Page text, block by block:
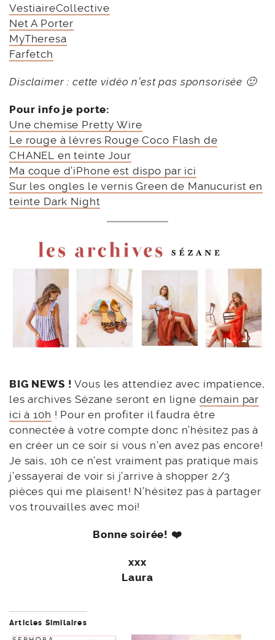
VestiaireCollective
Net A Porter
MyTheresa
Farfetch
Disclaimer : cette vidéo n’est pas sponsorisée 🙂
Pour info je porte:
Une chemise Pretty Wire
Le rouge à lèvres Rouge Coco Flash de
CHANEL en teinte Jour
Ma coque d’iPhone est dispo par ici
Sur les ongles le vernis Green de Manucurist en
teinte Dark Night
BIG NEWS ! Vous les attendiez avec impatience,
les archives Sézane seront en ligne demain par
ici à 10h ! Pour en profiter il faudra être
connectée à votre compte donc n’hésitez pas à
en créer un ce soir si vous n’en avez pas encore!
Je sais, 10h ce n’est vraiment pas pratique mais
j’essayerai de voir si j’arrive à shopper 2/3
pièces qui me plaisent! N’hésitez pas à partager
vos trouvailles avec moi!
Bonne soirée! ❤️
xxx
Laura
Articles Similaires